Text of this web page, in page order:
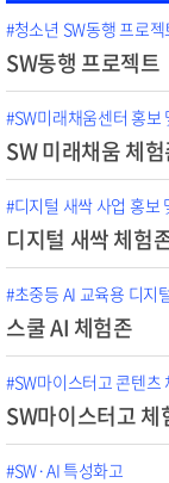
#청소년 SW동행 프로
SW동행 프로젝트
#SW미래채움센터 홍보
SW 미래채움 체
#디지털 새싹 사업 홍보
디지털 새싹 체험
#초중등 AI 교육용 디지
스쿨 AI 체험존
#SW마이스터고 콘텐츠
SW마이스터고 체
#SW·AI 특성화고